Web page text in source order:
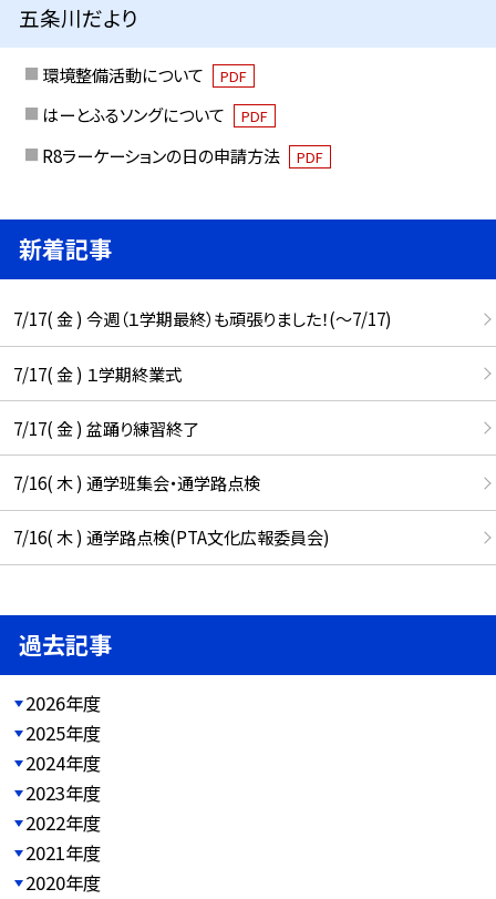
五条川だより
環境整備活動について PDF
はーとふるソングについて PDF
R8ラーケーションの日の申請方法 PDF
新着記事
7/17( 金 ) 今週（１学期最終）も頑張りました！(〜7/17)
7/17( 金 ) １学期終業式
7/17( 金 ) 盆踊り練習終了
7/16( 木 ) 通学班集会・通学路点検
7/16( 木 ) 通学路点検(PTA文化広報委員会)
過去記事
2026年度
2025年度
2024年度
2023年度
2022年度
2021年度
2020年度